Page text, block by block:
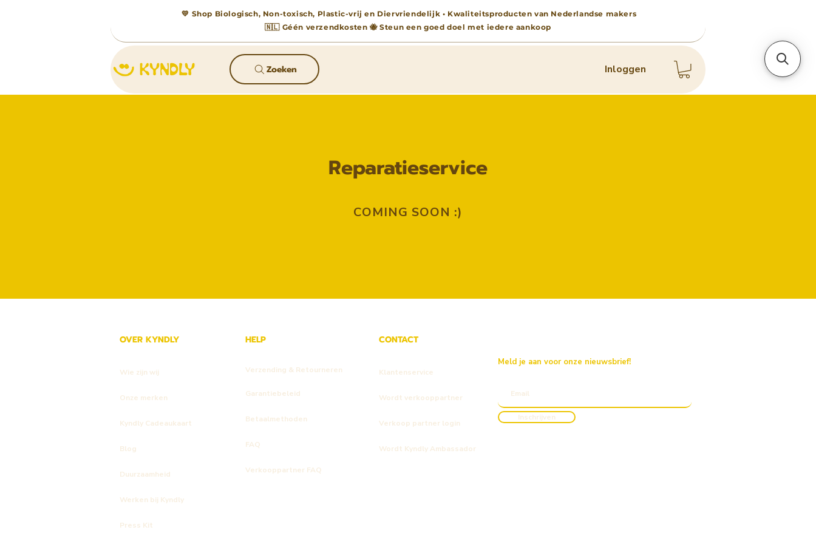
💛 Shop Biologisch, Non-toxisch, Plastic-vrij en Diervriendelijk • Kwaliteitsproducten van Nederlandse makers
🇳🇱 Géén verzendkosten 🐝 Steun een goed doel met iedere aankoop
Zoeken Inloggen
Reparatieservice
COMING SOON :)
OVER KYNDLY HELP CONTACT
Wie zijn wij
Onze merken
Kyndly Cadeaukaart
Blog
Duurzaamheid
Werken bij Kyndly
Press Kit
Verzending & Retourneren
Garantiebeleid
Betaalmethoden
FAQ
Verkooppartner FAQ
Klantenservice
Wordt verkooppartner
Verkoop partner login
Wordt Kyndly Ambassador
Meld je aan voor onze nieuwsbrief!
Inschrijven